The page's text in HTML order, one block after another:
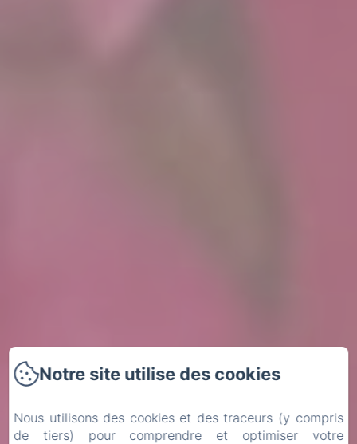
Notre site utilise des cookies
Nous utilisons des cookies et des traceurs (y compris
de tiers) pour comprendre et optimiser votre